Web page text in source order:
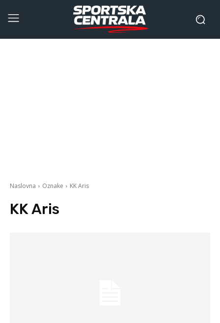
Naslovna Oznake KK Aris
KK Aris